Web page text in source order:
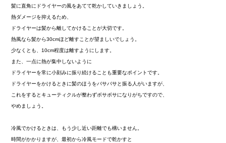
髪に直角にドライヤーの風をあてて乾かしていきましょう。
熱ダメージを抑えるため、
ドライヤーは髪から離してかけることが大切です。
熱風なら髪から30cmほど離すことが望ましいでしょう。
少なくとも、10cm程度は離すようにします。
また、一点に熱が集中しないように
ドライヤーを常に小刻みに振り続けることも重要なポイントです。
ドライヤーをかけるときに髪のほうをバサバサと振る人がいますが、
これをするとキューティクルが整わずボサボサになりがちですので、
やめましょう。
冷風でかけるときは、もう少し近い距離でも構いません。
時間がかかりますが、最初から冷風モードで乾かすと